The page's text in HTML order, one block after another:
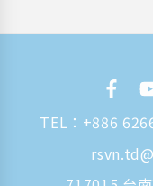
TEL： +886